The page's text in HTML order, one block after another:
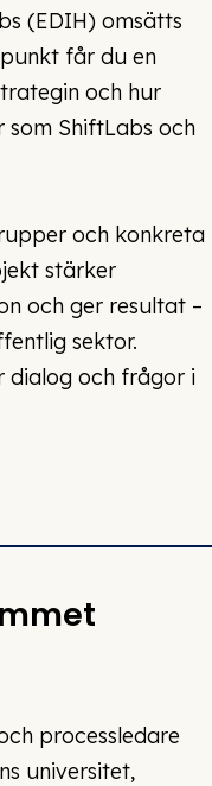
(EDIH) omsätts
får du en
och hur
som ShiftLabs och
och konkreta
stärker
och ger resultat –
sektor.
dialog och frågor i
processledare
universitet,